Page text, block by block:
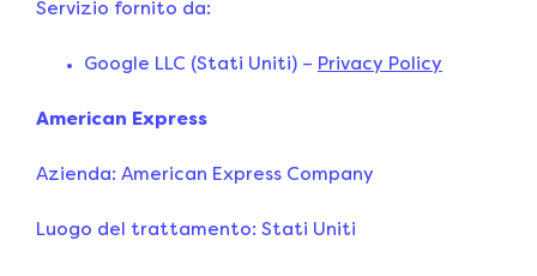
Servizio fornito da:
Google LLC (Stati Uniti) – Privacy Policy
American Express
Azienda: American Express Company
Luogo del trattamento: Stati Uniti